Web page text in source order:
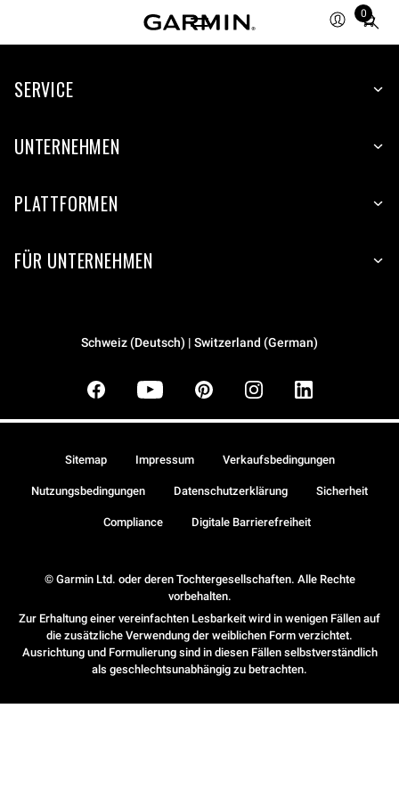
0
Total
items
cart:
SERVICE
UNTERNEHMEN
PLATTFORMEN
FÜR UNTERNEHMEN
Schweiz (Deutsch) | Switzerland (German)
© Garmin Ltd. oder deren Tochtergesellschaften. Alle Rechte
vorbehalten.
Zur Erhaltung einer vereinfachten Lesbarkeit wird in wenigen Fällen auf
die zusätzliche Verwendung der weiblichen Form verzichtet.
Ausrichtung und Formulierung sind in diesen Fällen selbstverständlich
als geschlechtsunabhängig zu betrachten.
Sitemap Impressum Verkaufsbedingungen
Nutzungsbedingungen Datenschutzerklärung Sicherheit
Compliance Digitale Barrierefreiheit